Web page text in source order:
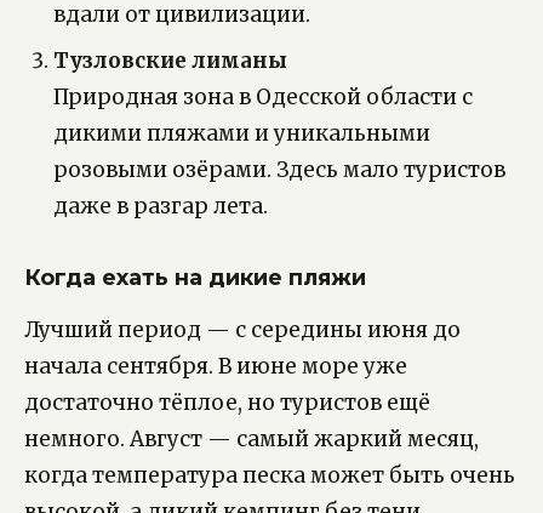
вдали от цивилизации.
Тузловские лиманы
Природная зона в Одесской области с
дикими пляжами и уникальными
розовыми озёрами. Здесь мало туристов
даже в разгар лета.
Когда ехать на дикие пляжи
Лучший период — с середины июня до
начала сентября. В июне море уже
достаточно тёплое, но туристов ещё
немного. Август — самый жаркий месяц,
когда температура песка может быть очень